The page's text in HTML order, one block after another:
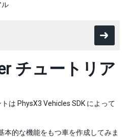
ル
チュートリア
は PhysX3 Vehicles SDK によって
本的な機能をもつ車を作成してみま